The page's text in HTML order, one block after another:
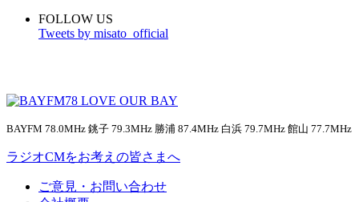
FOLLOW US
Tweets by misato_official
BAYFM 78.0MHz 銚子 79.3MHz 勝浦 87.4MHz 白浜 79.7MHz 館山 77.7MHz
ラジオCMをお考えの皆さまへ
ご意見・お問い合わせ